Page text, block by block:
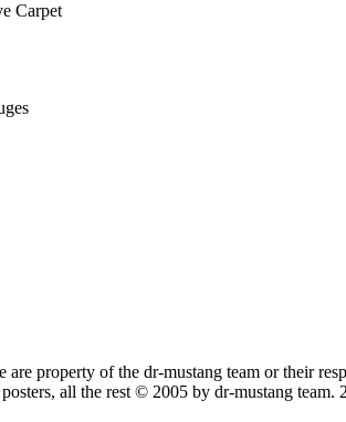
Carpet
are property of the dr-mustang team or their
all the rest © 2005 by dr-mustang team.